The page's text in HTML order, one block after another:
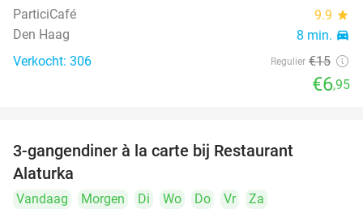
ParticiCafé
9.9 star
Den Haag 8 min. directions_car
Verkocht: 306 Regulier €15
€6,95
3-gangendiner à la carte bij Restaurant
Alaturka
Vandaag Morgen Di Wo Do Vr
Za